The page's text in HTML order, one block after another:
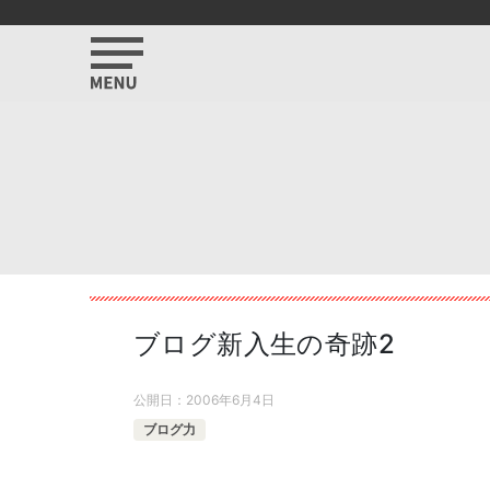
ブログ新入生の奇跡2
公開日： 2006年6月4日
ブログ力